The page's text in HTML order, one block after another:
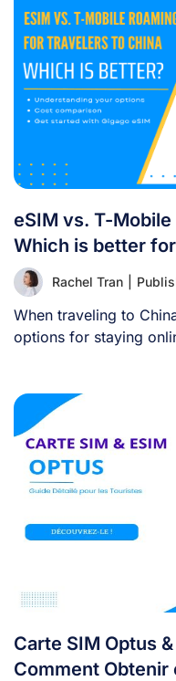
eSIM vs. T-
Which is better
Rachel Tran
When traveling to
options for staying
Carte SIM Optus
Comment